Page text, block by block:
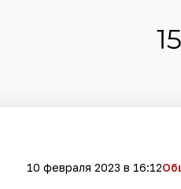
10 февраля 2023 в 16:12